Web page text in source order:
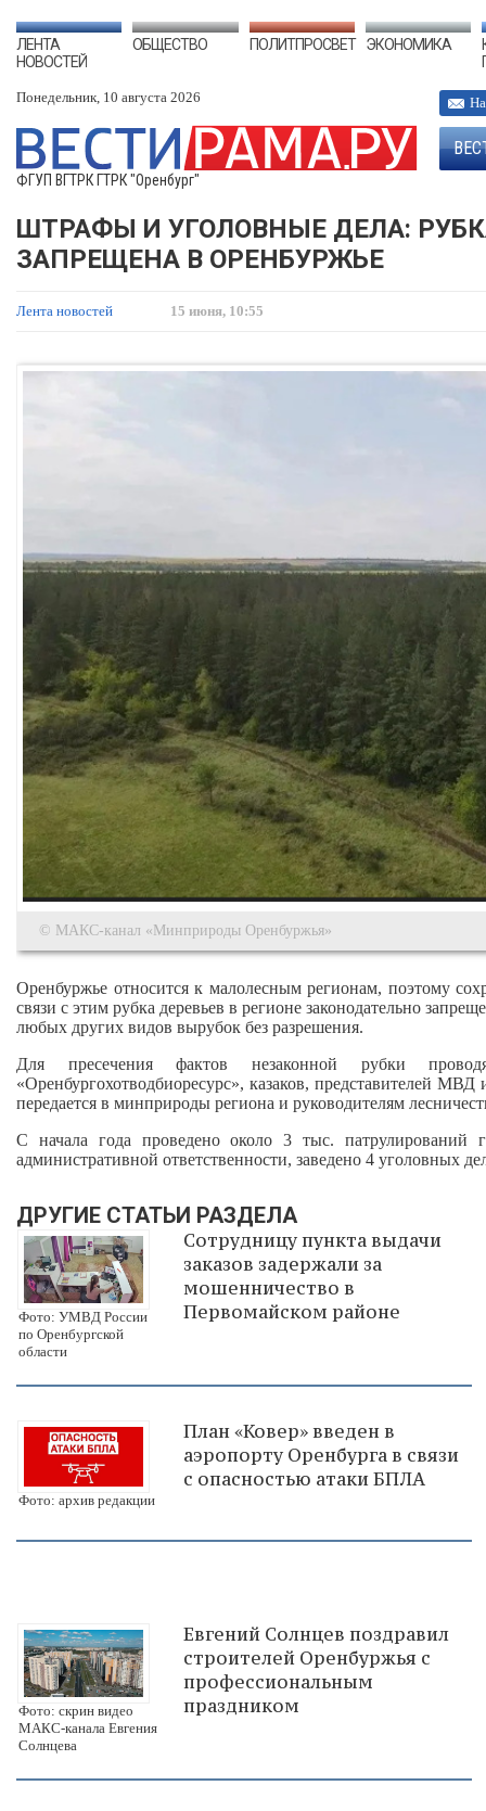
ЛЕНТА
НОВОСТЕЙ
ОБЩЕСТВО ПОЛИТПРОСВЕТ ЭКОНОМИКА
Понедельник, 10 августа 2026
ФГУП ВГТРК ГТРК "Оренбург"
ШТРАФЫ И УГОЛОВНЫЕ ДЕЛА:
ЗАПРЕЩЕНА В ОРЕНБУРЖЬЕ
Лента новостей 15 июня, 10:55
© МАКС-канал «Минприроды Оренбуржья»
Оренбуржье относится к малолесным регионам, поэтому
связи с этим рубка деревьев в регионе законодательно
любых других видов вырубок без разрешения.
Для пресечения фактов незаконной рубки
«Оренбургохотводбиоресурс», казаков,
передается в минприроды региона и руководителям
С начала года проведено около 3 тыс. патрулирований
административной ответственности, заведено 4 уголовных
ДРУГИЕ СТАТЬИ РАЗДЕЛА
Фото: УМВД России
по Оренбургской
области
Сотрудницу пункта выдачи
заказов задержали за
мошенничество в
Первомайском районе
Фото: архив редакции
План «Ковер» введен в
аэропорту Оренбурга в связи
с опасностью атаки БПЛА
Фото: скрин видео
МАКС-канала Евгения
Солнцева
Евгений Солнцев поздравил
строителей Оренбуржья с
профессиональным
праздником